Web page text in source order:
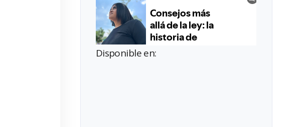
Disponible en: